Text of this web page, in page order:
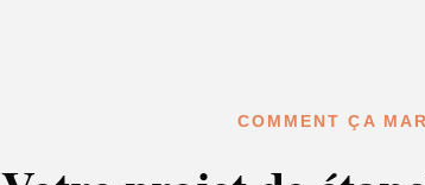
COMMENT ÇA